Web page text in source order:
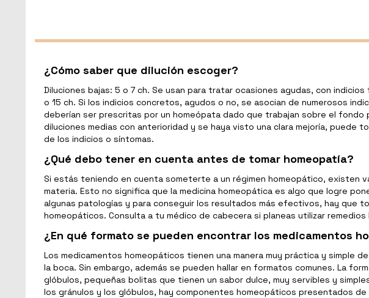
¿Cómo saber que dilución escoger?
Diluciones bajas: 5 o 7 ch. Se usan para tratar ocasiones agudas, con
o 15 ch. Si los indicios concretos, agudos o no, se asocian de numerosos
deberían ser prescritas por un homeópata dado que trabajan sobre el
diluciones medias con anterioridad y se haya visto una clara mejoría, puede
de los indicios o síntomas.
¿Qué debo tener en cuenta antes de tomar homeopatía?
Si estás teniendo en cuenta someterte a un régimen homeopático,
materia. Esto no significa que la medicina homeopática es algo que logre
algunas patologías y para conseguir los resultados más efectivos, hay que
homeopáticos. Consulta a tu médico de cabecera si planeas utilizar
¿En qué formato se pueden encontrar los medicamentos
Los medicamentos homeopáticos tienen una manera muy práctica y simple
la boca. Sin embargo, además se pueden hallar en formatos comunes. La
glóbulos, pequeñas bolitas que tienen un sabor dulce, muy servibles y
los gránulos y los glóbulos, hay componentes homeopáticos presentados de